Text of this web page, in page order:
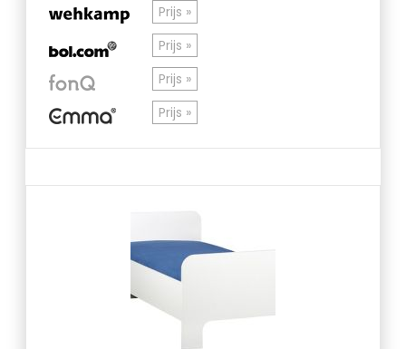
Prijs »
Prijs »
Prijs »
Prijs »